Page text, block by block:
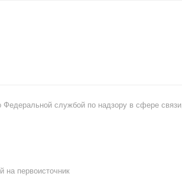
службой по надзору в сфере связи,
на первоисточник